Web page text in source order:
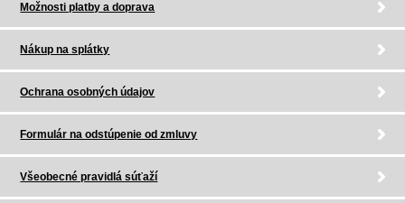
Možnosti platby a doprava
Nákup na splátky
Ochrana osobných údajov
Formulár na odstúpenie od zmluvy
Všeobecné pravidlá súťaží